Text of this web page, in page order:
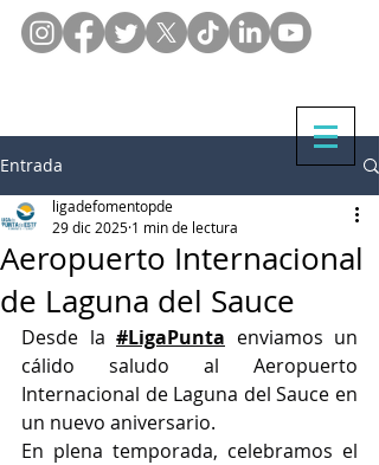
Entrada
Aeropuerto Internacional
de Laguna del Sauce
ligadefomentopde
29 dic 2025 1 min de lectura
Desde la #LigaPunta enviamos un
cálido saludo al Aeropuerto
Internacional de Laguna del Sauce en
un nuevo aniversario.
En plena temporada, celebramos el